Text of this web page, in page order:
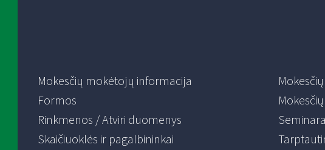
Mokesčių mokėtojų informacija
Formos
Rinkmenos / Atviri duomenys
Skaičiuoklės ir pagalbininkai